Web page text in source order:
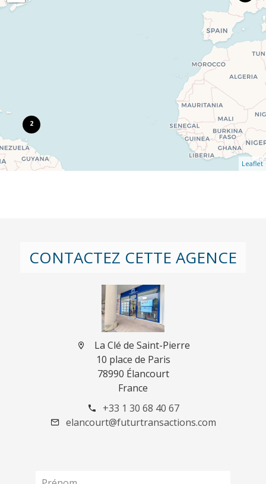
2
Leaflet
CONTACTEZ CETTE AGENCE
La Clé de Saint-Pierre
10 place de Paris
78990 Élancourt
France
+33 1 30 68 40 67
elancourt@futurtransactions.com